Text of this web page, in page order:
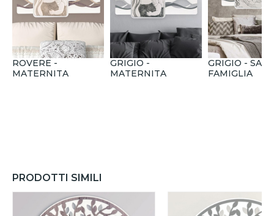
ROVERE -
MATERNITA
GRIGIO -
MATERNITA
GRIGIO -
FAMIGLIA
PRODOTTI SIMILI